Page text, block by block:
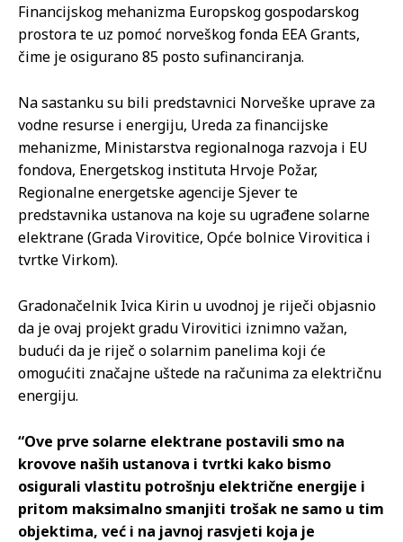
Financijskog mehanizma Europskog gospodarskog
prostora te uz pomoć norveškog fonda EEA Grants,
čime je osigurano 85 posto sufinanciranja.
Na sastanku su bili predstavnici Norveške uprave za
vodne resurse i energiju, Ureda za financijske
mehanizme, Ministarstva regionalnoga razvoja i EU
fondova, Energetskog instituta Hrvoje Požar,
Regionalne energetske agencije Sjever te
predstavnika ustanova na koje su ugrađene solarne
elektrane (Grada Virovitice, Opće bolnice Virovitica i
tvrtke Virkom).
Gradonačelnik Ivica Kirin u uvodnoj je riječi objasnio
da je ovaj projekt gradu Virovitici iznimno važan,
budući da je riječ o solarnim panelima koji će
omogućiti značajne uštede na računima za električnu
energiju.
“Ove prve solarne elektrane postavili smo na
krovove naših ustanova i tvrtki kako bismo
osigurali vlastitu potrošnju električne energije i
pritom maksimalno smanjiti trošak ne samo u tim
objektima, već i na javnoj rasvjeti koja je